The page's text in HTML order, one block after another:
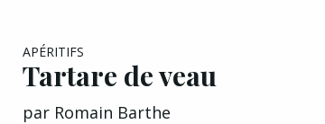
APÉRITIFS
Tartare de veau
par Romain Barthe